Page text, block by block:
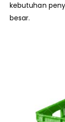
kebutuhan
besar.